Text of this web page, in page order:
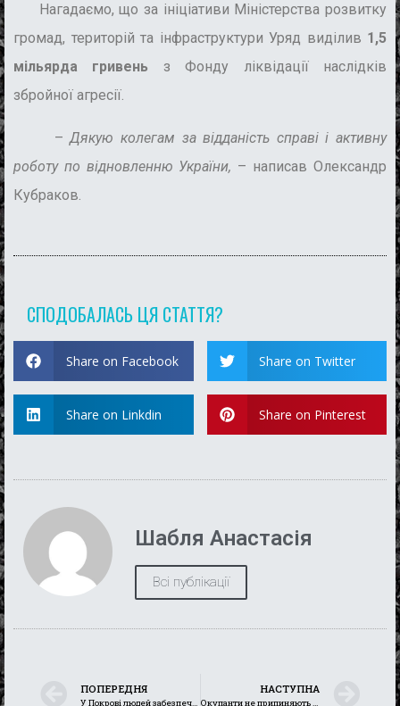
Нагадаємо, що за ініціативи Міністерства розвитку
громад, територій та інфраструктури Уряд виділив 1,5
мільярда гривень з Фонду ліквідації наслідків
збройної агресії.
–Дякую колегам за відданість справі і активну
роботу по відновленню України, – написав Олександр
Кубраков.
СПОДОБАЛАСЬ ЦЯ СТАТТЯ?
Share on Facebook Share on Twitter
Share on Linkdin Share on Pinterest
Шабля Анастасія
Всі публікації
ПОПЕРЕДНЯ
У Покрові людей забезпечують питною водою
НАСТУПНА
Окупанти не припиняють тероризувати Україну, але українські Захисники впевнено рухаються вперед